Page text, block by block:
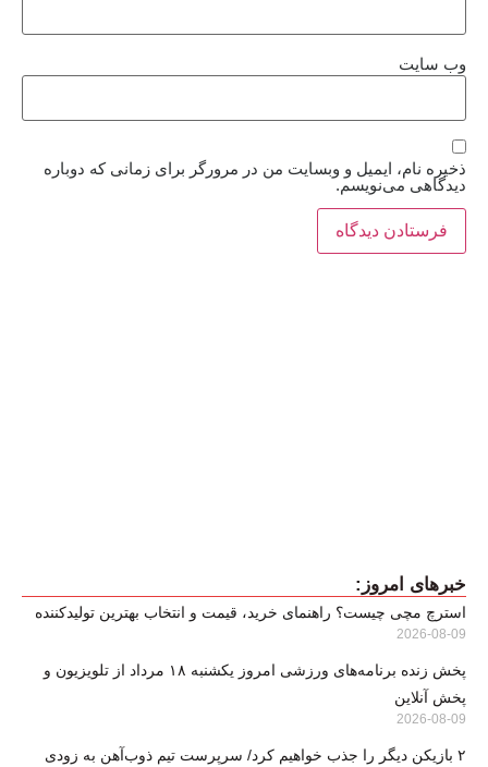
وب‌ سایت
ذخیره نام، ایمیل و وبسایت من در مرورگر برای زمانی که دوباره
دیدگاهی می‌نویسم.
خبرهای امروز:
استرچ مچی چیست؟ راهنمای خرید، قیمت و انتخاب بهترین تولیدکننده
2026-08-09
پخش زنده برنامه‌های ورزشی امروز یکشنبه ۱۸ مرداد از تلویزیون و
پخش آنلاین
2026-08-09
۲ بازیکن دیگر را جذب خواهیم کرد/ سرپرست تیم ذوب‌آهن به زودی